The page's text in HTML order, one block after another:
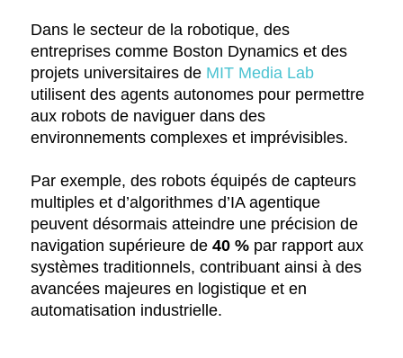
Dans le secteur de la robotique, des
entreprises comme Boston Dynamics et des
projets universitaires de MIT Media Lab
utilisent des agents autonomes pour permettre
aux robots de naviguer dans des
environnements complexes et imprévisibles.
Par exemple, des robots équipés de capteurs
multiples et d’algorithmes d’IA agentique
peuvent désormais atteindre une précision de
navigation supérieure de 40 %par rapport aux
systèmes traditionnels, contribuant ainsi à des
avancées majeures en logistique et en
automatisation industrielle.